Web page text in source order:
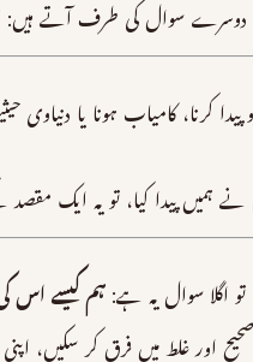
دوسرے سوال کی طرف آتے ہیں:
کامیاب ہونا یا دنیاوی
نے ہمیں پیدا کیا، تو یہ ایک
اگلا سوال یہ ہے: ہم کیسے اس
اور غلط میں فرق کر سکیں،